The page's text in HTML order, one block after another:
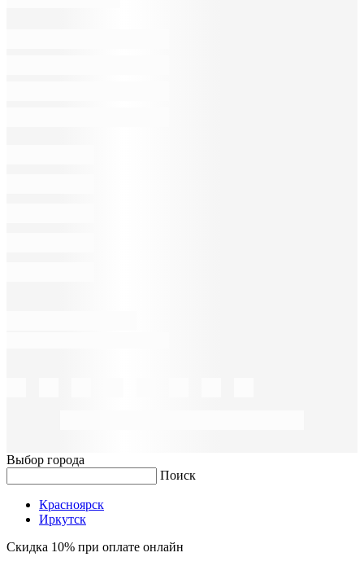
Выбор города
Поиск
Красноярск
Иркутск
Скидка 10% при оплате онлайн